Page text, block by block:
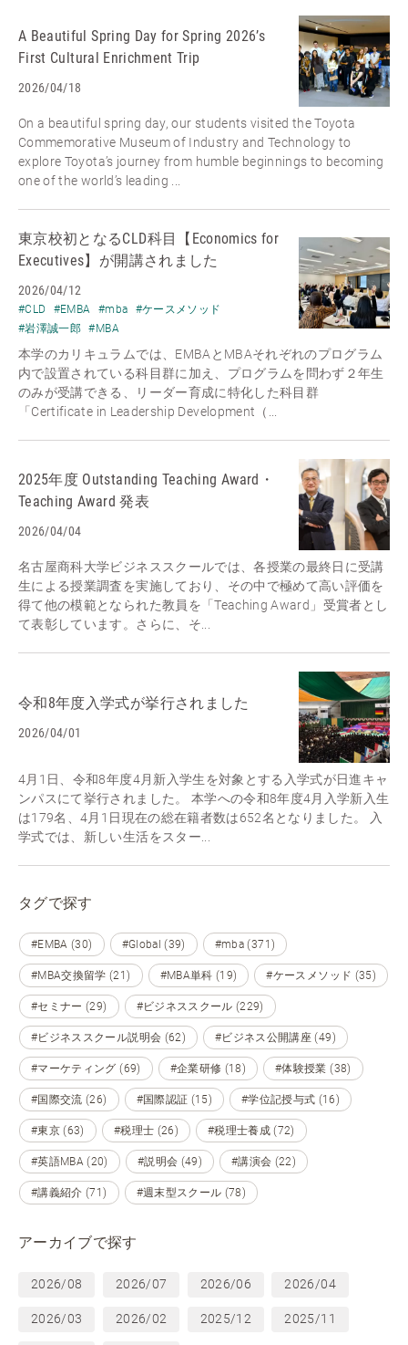
A Beautiful Spring Day for Spring 2026’s
First Cultural Enrichment Trip
2026/04/18
On a beautiful spring day, our students visited the Toyota
Commemorative Museum of Industry and Technology to
explore Toyota’s journey from humble beginnings to becoming
one of the world’s leading ...
東京校初となるCLD科目【Economics for
Executives】が開講されました
2026/04/12
#CLD #EMBA #mba
#ケースメソッド
#岩澤誠一郎
#MBA
本学のカリキュラムでは、EMBAとMBAそれぞれのプログラム
内で設置されている科目群に加え、プログラムを問わず２年生
のみが受講できる、リーダー育成に特化した科目群
「Certificate in Leadership Development（...
2025年度 Outstanding Teaching Award・
Teaching Award 発表
2026/04/04
名古屋商科大学ビジネススクールでは、各授業の最終日に受講
生による授業調査を実施しており、その中で極めて高い評価を
得て他の模範となられた教員を「Teaching Award」受賞者とし
て表彰しています。さらに、そ...
令和8年度入学式が挙行されました
2026/04/01
4月1日、令和8年度4月新入学生を対象とする入学式が日進キャ
ンパスにて挙行されました。 本学への令和8年度4月入学新入生
は179名、4月1日現在の総在籍者数は652名となりました。 入
学式では、新しい生活をスター...
タグで探す
#EMBA (30) #Global (39) #mba (371)
#MBA交換留学 (21) #MBA単科 (19) #ケースメソッド (35)
#セミナー (29) #ビジネススクール (229)
#ビジネススクール説明会 (62) #ビジネス公開講座 (49)
#マーケティング (69) #企業研修 (18) #体験授業 (38)
#国際交流 (26) #国際認証 (15) #学位記授与式 (16)
#東京 (63) #税理士 (26) #税理士養成 (72)
#英語MBA (20) #説明会 (49) #講演会 (22)
#講義紹介 (71) #週末型スクール (78)
アーカイブで探す
2026/08 2026/07 2026/06 2026/04
2026/03 2026/02 2025/12 2025/11